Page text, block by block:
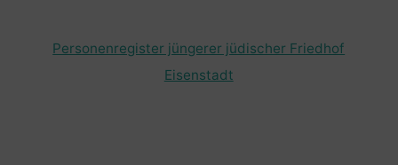
Personenregister jüngerer jüdischer Friedhof
Eisenstadt